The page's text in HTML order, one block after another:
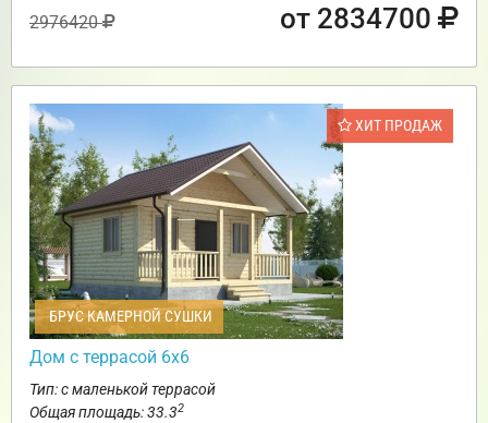
2976420 от 2834700
ХИТ ПРОДАЖ
БРУС КАМЕРНОЙ СУШКИ
Дом с террасой 6х6
Тип: с маленькой террасой
Общая площадь: 33.32